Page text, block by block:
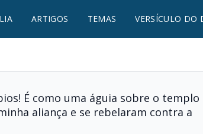
ARTIGOS TEMAS VERSÍCULO DO
É como uma águia sobre o templo
aliança e se rebelaram contra a